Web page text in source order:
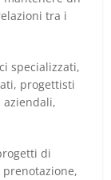
tra i
specializzati,
progettisti
di